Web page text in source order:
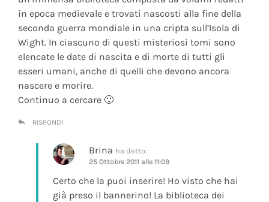
in epoca medievale e trovati nascosti alla fine della
seconda guerra mondiale in una cripta sull’Isola di
Wight. In ciascuno di questi misteriosi tomi sono
elencate le date di nascita e di morte di tutti gli
esseri umani, anche di quelli che devono ancora
nascere e morire.
Continuo a cercare 🙂
RISPONDI
Brina ha detto:
25 Ottobre 2011 alle 11:09
Certo che la puoi inserire! Ho visto che hai
già preso il bannerino! La biblioteca dei